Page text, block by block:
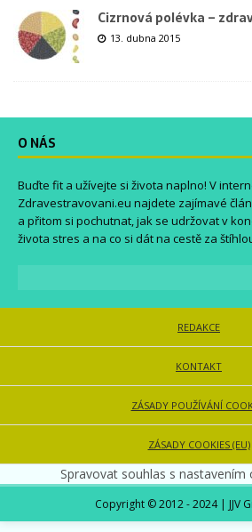
Cizrnová polévka –
13. dubna 2015
O NÁS
Buďte fit a užívejte si života naplno! V
Zdravestravovani.eu najdete zajímavé
a přitom si pochutnat, jak se udržovat v
života stres a na co si dát na cestě za
REDAKCE
KONTAKT
ZÁSADY POUŽÍVÁNÍ
ZÁSADY COOKIES (EU)
Spravovat souhlas s nastavením
Copyright © 2012 - 2024 | JJV